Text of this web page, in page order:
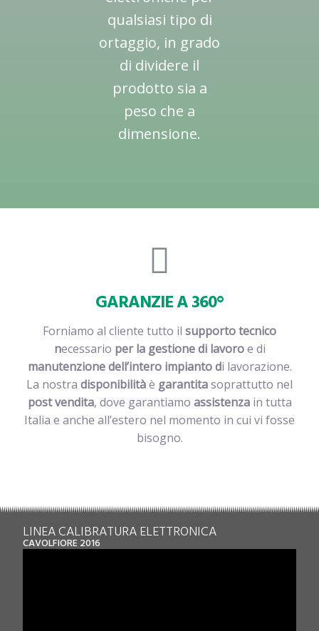
qualsiasi tipo di
ortaggio, in grado
di dividere il
prodotto sia a
peso che a
dimensione.
GARANZIE A 360°
Forniamo al cliente tutto il supporto tecnico
necessario per la gestione di lavoroe di
manutenzione dell’intero impianto di lavorazione.
La nostra disponibilitàè garantitasoprattutto nel
post vendita, dove garantiamo assistenza in tutta
Italia e anche all’estero nel momento in cui vi fosse
bisogno.
LINEA CALIBRATURA ELETTRONICA
CAVOLFIORE 2016​